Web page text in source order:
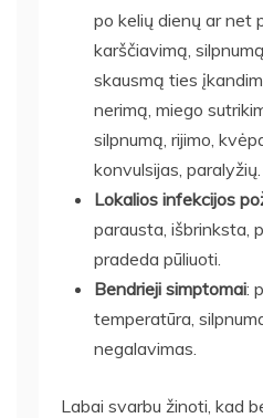
po kelių dienų ar net
karščiavimą,
skausmą ties
nerimą, miego
silpnumą, rijimo,
konvulsijas, paralyžių.
Lokalios infekcijos
parausta, išbrinksta,
pradeda pūliuoti.
Bendrieji simptomai:
temperatūra,
negalavimas.
Labai svarbu žinoti, kad